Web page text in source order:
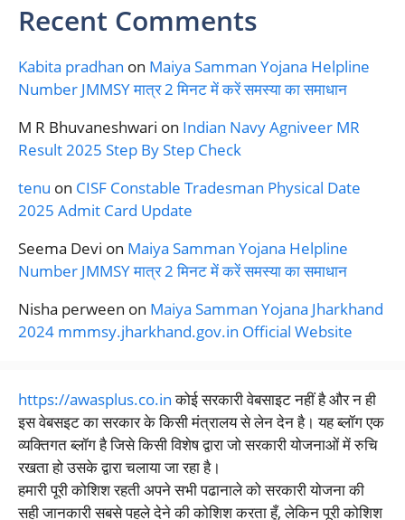
Recent Comments
Kabita pradhan on Maiya Samman Yojana Helpline
Number JMMSY मात्र 2 मिनट में करें समस्या का समाधान
M R Bhuvaneshwari on Indian Navy Agniveer MR
Result 2025 Step By Step Check
tenu on CISF Constable Tradesman Physical Date
2025 Admit Card Update
Seema Devi on Maiya Samman Yojana Helpline
Number JMMSY मात्र 2 मिनट में करें समस्या का समाधान
Nisha perween on Maiya Samman Yojana Jharkhand
2024 mmmsy.jharkhand.gov.in Official Website
https://awasplus.co.inकोई सरकारी वेबसाइट नहीं है और न ही
इस वेबसइट का सरकार के किसी मंत्रालय से लेन देन है। यह ब्लॉग एक
व्यक्तिगत ब्लॉग है जिसे किसी विशेष द्वारा जो सरकारी योजनाओं में रुचि
रखता हो उसके द्वारा चलाया जा रहा है।
हमारी पूरी कोशिश रहती अपने सभी पढानाले को सरकारी योजना की
सही जानकारी सबसे पहले देने की कोशिश करता हूँ, लेकिन पूरी कोशिश